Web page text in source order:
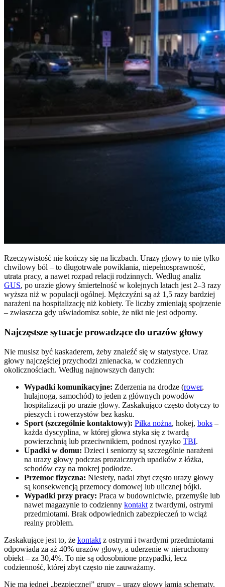
Rzeczywistość nie kończy się na liczbach. Urazy głowy to nie tylko
chwilowy ból – to długotrwałe powikłania, niepełnosprawność,
utrata pracy, a nawet rozpad relacji rodzinnych. Według analiz
GUS, po urazie głowy śmiertelność w kolejnych latach jest 2–3 razy
wyższa niż w populacji ogólnej. Mężczyźni są aż 1,5 razy bardziej
narażeni na hospitalizację niż kobiety. Te liczby zmieniają spojrzenie
– zwłaszcza gdy uświadomisz sobie, że nikt nie jest odporny.
Najczęstsze sytuacje prowadzące do urazów głowy
Nie musisz być kaskaderem, żeby znaleźć się w statystyce. Uraz
głowy najczęściej przychodzi znienacka, w codziennych
okolicznościach. Według najnowszych danych:
Wypadki komunikacyjne: Zderzenia na drodze (rower,
hulajnoga, samochód) to jeden z głównych powodów
hospitalizacji po urazie głowy. Zaskakująco często dotyczy to
pieszych i rowerzystów bez kasku.
Sport (szczególnie kontaktowy): Piłka nożna, hokej, boks –
każda dyscyplina, w której głowa styka się z twardą
powierzchnią lub przeciwnikiem, podnosi ryzyko TBI.
Upadki w domu: Dzieci i seniorzy są szczególnie narażeni
na urazy głowy podczas prozaicznych upadków z łóżka,
schodów czy na mokrej podłodze.
Przemoc fizyczna: Niestety, nadal zbyt często urazy głowy
są konsekwencją przemocy domowej lub ulicznej bójki.
Wypadki przy pracy: Praca w budownictwie, przemyśle lub
nawet magazynie to codzienny kontakt z twardymi, ostrymi
przedmiotami. Brak odpowiednich zabezpieczeń to wciąż
realny problem.
Zaskakujące jest to, że kontakt z ostrymi i twardymi przedmiotami
odpowiada za aż 40% urazów głowy, a uderzenie w nieruchomy
obiekt – za 30,4%. To nie są odosobnione przypadki, lecz
codzienność, której zbyt często nie zauważamy.
Nie ma jednej „bezpiecznej” grupy – urazy głowy łamią schematy.